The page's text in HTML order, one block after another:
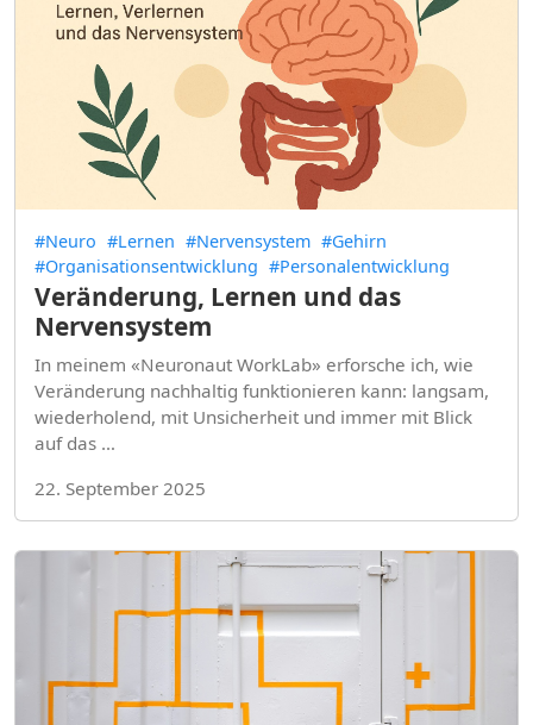
#Neuro #Lernen #Nervensystem #Gehirn
#Organisationsentwicklung #Personalentwicklung
Veränderung, Lernen und das
Nervensystem
In meinem «Neuronaut WorkLab» erforsche ich, wie
Veränderung nachhaltig funktionieren kann: langsam,
wiederholend, mit Unsicherheit und immer mit Blick
auf das …
22. September 2025